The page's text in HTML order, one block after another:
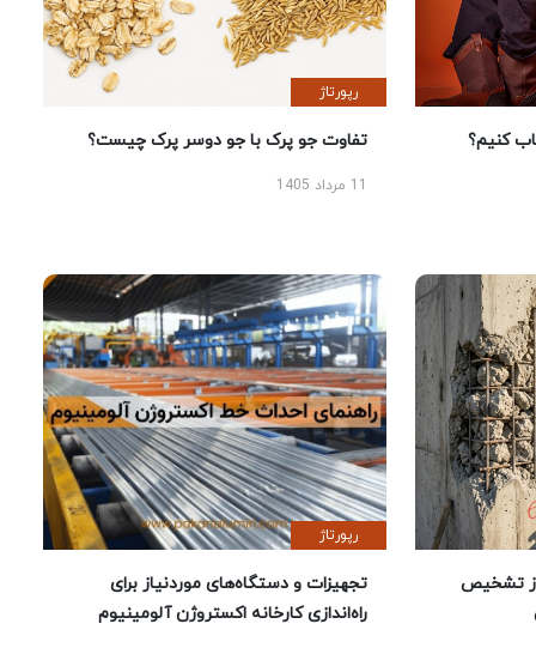
کنیم؟
رپورتاژ
تفاوت جو پرک با جو دوسر پرک چیست؟
تشخیص
رپورتاژ
تجهیزات و دستگاه‌های موردنیاز برای
راه‌اندازی کارخانه اکستروژن آلومینیوم